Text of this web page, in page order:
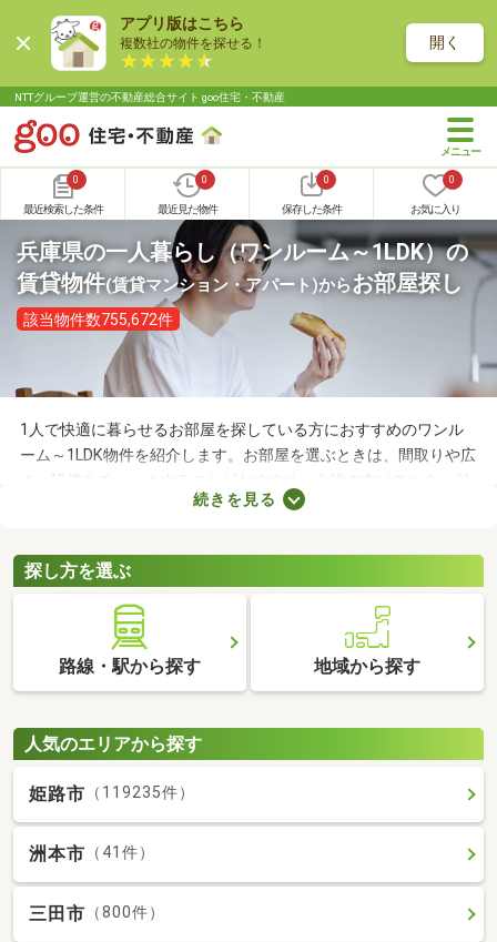
アプリ版はこちら
複数社の物件を探せる！ 開く
NTTグループ運営の不動産総合サイト goo住宅・不動産
0
最近検索した条件
0
最近見た物件
0
保存した条件
0
お気に入り
兵庫県の一人暮らし（ワンルーム～1LDK）の
賃貸物件(賃貸マンション・アパート)からお部屋探し
該当物件数755,672件
1人で快適に暮らせるお部屋を探している方におすすめのワンル
ーム～1LDK物件を紹介します。お部屋を選ぶときは、間取りや広
さ、設備をチェックすることがおすすめ。女性の方はモニター付
きインターホンやオートロックの有無も見ておきましょう。セキ
れば、自分だけのくつろぎの空間を手に入れられますよ。
続きを見る
探し方を選ぶ
路線・駅から探す 地域から探す
人気のエリアから探す
姫路市 （119235件）
洲本市 （41件）
三田市 （800件）